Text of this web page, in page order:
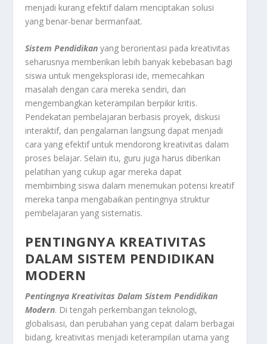
menjadi kurang efektif dalam menciptakan solusi
yang benar-benar bermanfaat.
Sistem Pendidikan yang berorientasi pada kreativitas
seharusnya memberikan lebih banyak kebebasan bagi
siswa untuk mengeksplorasi ide, memecahkan
masalah dengan cara mereka sendiri, dan
mengembangkan keterampilan berpikir kritis.
Pendekatan pembelajaran berbasis proyek, diskusi
interaktif, dan pengalaman langsung dapat menjadi
cara yang efektif untuk mendorong kreativitas dalam
proses belajar. Selain itu, guru juga harus diberikan
pelatihan yang cukup agar mereka dapat
membimbing siswa dalam menemukan potensi kreatif
mereka tanpa mengabaikan pentingnya struktur
pembelajaran yang sistematis.
PENTINGNYA KREATIVITAS
DALAM SISTEM PENDIDIKAN
MODERN
Pentingnya Kreativitas Dalam Sistem Pendidikan
Modern. Di tengah perkembangan teknologi,
globalisasi, dan perubahan yang cepat dalam berbagai
bidang, kreativitas menjadi keterampilan utama yang